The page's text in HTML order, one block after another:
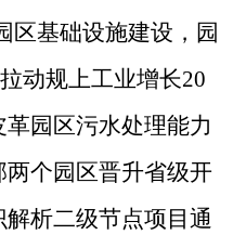
区基础设施建设，园
拉动规上工业增长20
园区污水处理能力
个园区晋升省级开
析二级节点项目通